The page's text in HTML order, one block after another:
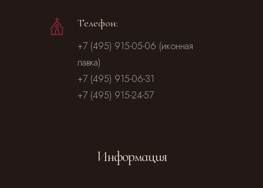
Телефон:
+7 (495) 915-05-06 (иконная
лавка)
+7 (495) 915-06-31
+7 (495) 915-24-57
Информация